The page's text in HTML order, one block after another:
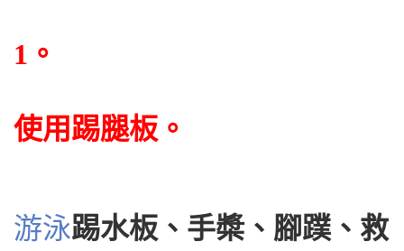
1。
使用踢腿板。
游泳踢水板、手槳、腳蹼、救